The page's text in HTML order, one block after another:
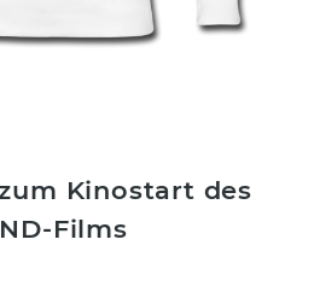
Kinostart des
Films